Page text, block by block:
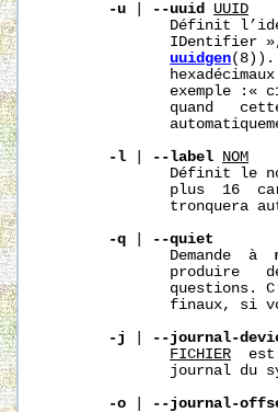
-u
--uuid UUID
Définit
IDentifier
uuidgen(8)).
exemple :«
quand
-l
--label NOM
Définit le
plus  16
tronquera
-q
--quiet
              Demande  à
produire
questions.
finaux, si
-j
--journal-
FICHIER
journal du
-o
--journal-